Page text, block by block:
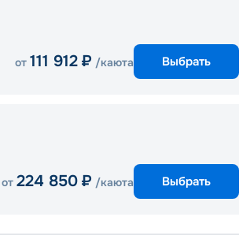
от 111 912 ₽ /каюта Выбрать
от 224 850 ₽ /каюта Выбрать